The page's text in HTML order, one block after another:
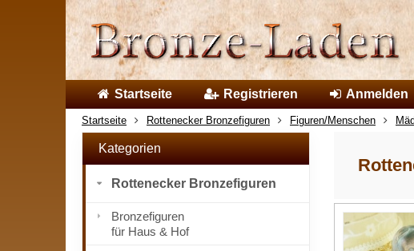
Startseite Registrieren Anmelden
Startseite Rottenecker Bronzefiguren Figuren/Menschen
Kategorien
Rottenecker Bronzefiguren
Bronzefiguren
für Haus & Hof